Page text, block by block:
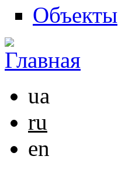
Объекты
ua
ru
en